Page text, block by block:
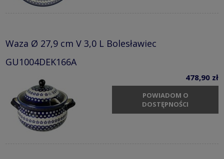
Waza Ø 27,9 cm V 3,0 L Bolesławiec
GU1004DEK166A
478,90 zł
POWIADOM O
DOSTĘPNOŚCI